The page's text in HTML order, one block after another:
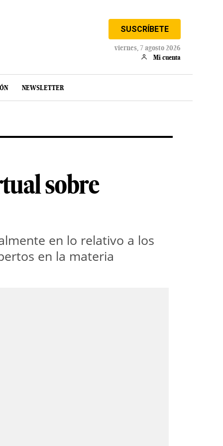
SUSCRÍBETE
viernes, 7 agosto 2026
Mi cuenta
NEWSLETTER
sobre
en lo relativo a los
en la materia